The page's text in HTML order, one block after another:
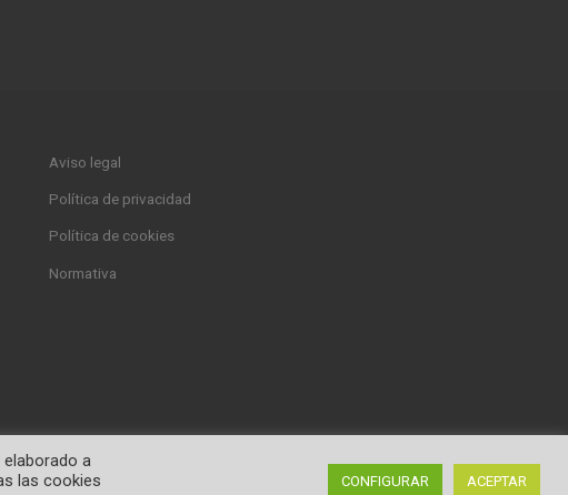
Aviso legal
Política de privacidad
Política de cookies
Normativa
a
las cookies
CONFIGURAR ACEPTAR